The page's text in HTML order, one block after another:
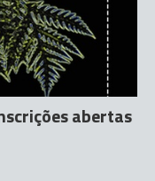
abertas